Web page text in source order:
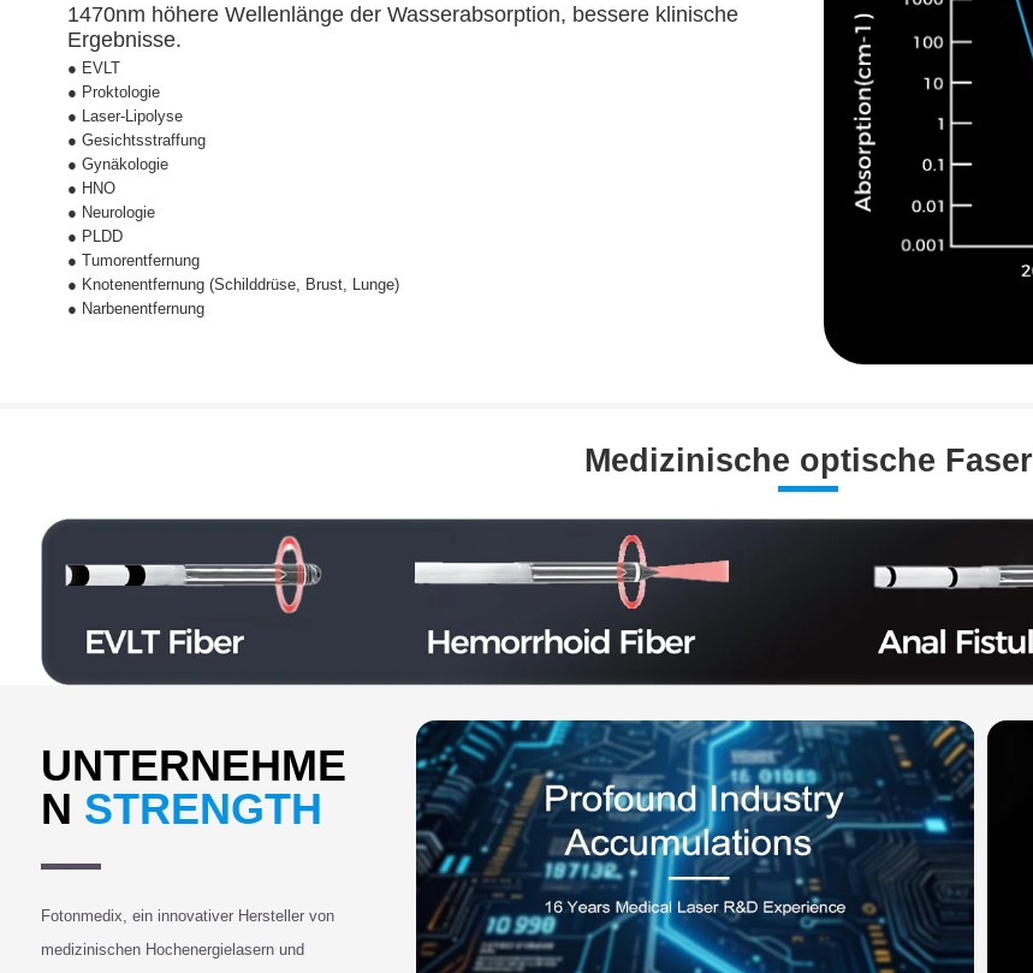
1470nm höhere Wellenlänge der Wasserabsorption, bessere klinische
Ergebnisse.
● EVLT
● Proktologie
● Laser-Lipolyse
● Gesichtsstraffung
● Gynäkologie
● HNO
● Neurologie
● PLDD
● Tumorentfernung
● Knotenentfernung (Schilddrüse, Brust, Lunge)
● Narbenentfernung
Medizinische optische Faser
UNTERNEHME
N STRENGTH
Fotonmedix, ein innovativer Hersteller von
medizinischen Hochenergielasern und